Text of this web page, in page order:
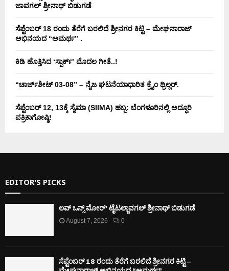
ಜಾವಗಲ್ ಶ್ರೀನಾಥ್ ಬಿಡುಗಡೆ
ಸೆಪ್ಟೆಂಬರ್ 18 ರಂದು ತೆರೆಗೆ ಬರಲಿದೆ ಶ್ರೀನಗರ ಕಿಟ್ಟಿ – ಮೇಘನಾರಾಜ್
ಅಭಿನಯದ “ಅಮರ್ಥ” .
ಕಿಡಿ‌‌ ಹೊತ್ತಿಸಿದ ‘ಸ್ಪಾರ್ಕ್’ ಮೊದಲ‌ ಗೀತೆ..!
“ಚಾರ್ಜ್‌ಶೀಟ್ 03-08” – ನೈಜ ಘಟನೆಯಾಧಾರಿತ ಕ್ರೈಂ ಥ್ರಿಲ್ಲರ್.
ಸೆಪ್ಟೆಂಬರ್ 12, 13ಕ್ಕೆ ಸೈಮಾ (SIIMA) ಹಬ್ಬ: ಬೆಂಗಳೂರಿನಲ್ಲಿ ಅದ್ಧೂರಿ
ಪತ್ರಿಕಾಗೋಷ್ಠಿ!
EDITOR'S PICKS
ಲವ್ ಒನ್ಸ್ ಮೋರ್’ ಟೈಟಲ್ಜಾವಗಲ್ ಶ್ರೀನಾಥ್ ಬಿಡುಗಡೆ
August 7, 2026 0
ಸೆಪ್ಟೆಂಬರ್ 18 ರಂದು ತೆರೆಗೆ ಬರಲಿದೆ ಶ್ರೀನಗರ ಕಿಟ್ಟಿ –